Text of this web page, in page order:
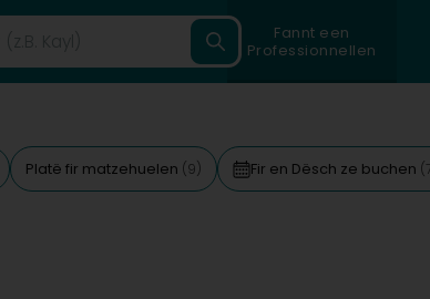
Fannt een
Professionnellen
Platë fir matzehuelen (9) Fir en Dësch ze buchen